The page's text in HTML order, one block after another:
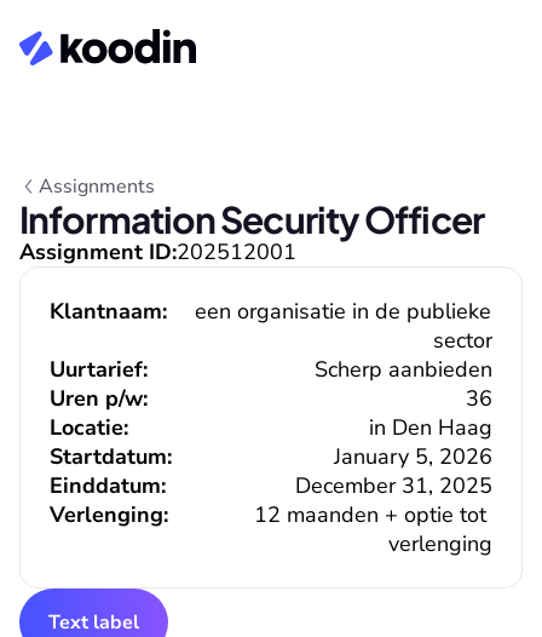
Assignments
Information Security Officer
Assignment ID:202512001
Klantnaam:
een organisatie in de publieke
sector
Uurtarief:
Scherp aanbieden
36
Uren p/w:
Locatie:
in Den Haag
Verlenging:
12 maanden + optie tot
verlenging
Einddatum: December 31, 2025
Startdatum: January 5, 2026
Text label